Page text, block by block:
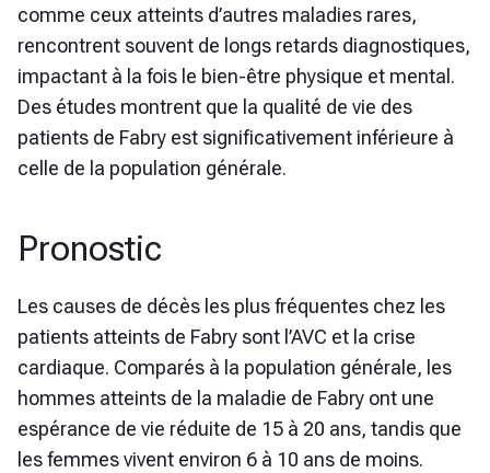
comme ceux atteints d’autres maladies rares,
rencontrent souvent de longs retards diagnostiques,
impactant à la fois le bien-être physique et mental.
Des études montrent que la qualité de vie des
patients de Fabry est significativement inférieure à
celle de la population générale.
Pronostic
Les causes de décès les plus fréquentes chez les
patients atteints de Fabry sont l’AVC et la crise
cardiaque. Comparés à la population générale, les
hommes atteints de la maladie de Fabry ont une
espérance de vie réduite de 15 à 20 ans, tandis que
les femmes vivent environ 6 à 10 ans de moins.